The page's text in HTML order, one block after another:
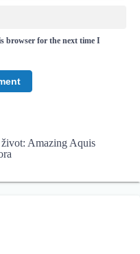
browser for the next time I
Amazing Aquis